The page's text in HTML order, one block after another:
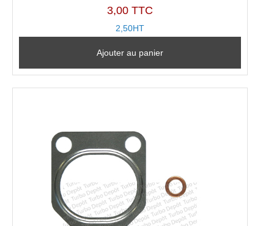
3,00 TTC
2,50HT
Ajouter au panier